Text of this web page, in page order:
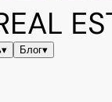
▾ Блог▾